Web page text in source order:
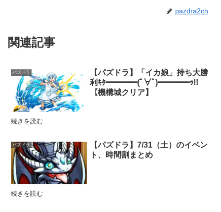
pazdra2ch
関連記事
パズドラ
【パズドラ】「イカ娘」持ち大勝
利ｷﾀ━━━━(ﾟ∀ﾟ)━━━━ｯ!!
【機構城クリア】
続きを読む
パズドラ
【パズドラ】7/31（土）のイベン
ト、時間割まとめ
続きを読む